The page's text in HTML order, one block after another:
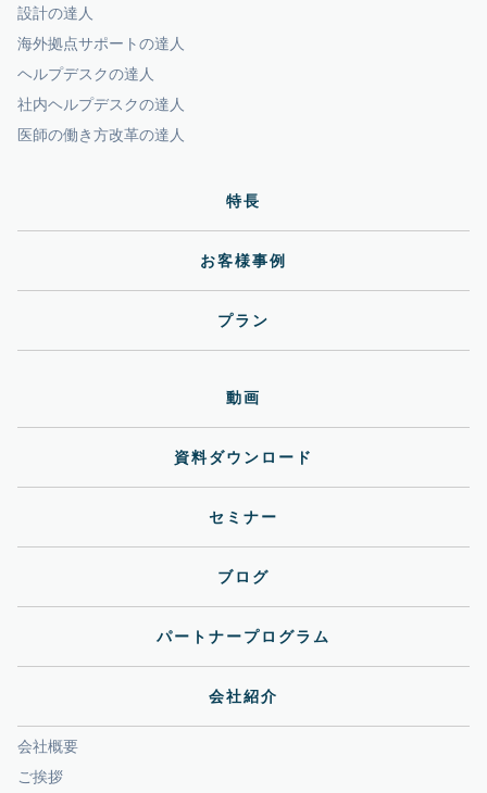
設計の達人
海外拠点サポートの達人
ヘルプデスクの達人
社内ヘルプデスクの達人
医師の働き方改革の達人
特長
お客様事例
プラン
動画
資料ダウンロード
セミナー
ブログ
パートナープログラム
会社紹介
会社概要
ご挨拶